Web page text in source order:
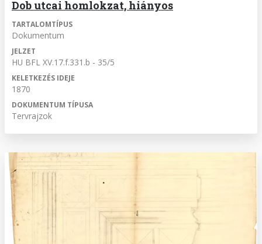
Dob utcai homlokzat, hiányos
TARTALOMTÍPUS
Dokumentum
JELZET
HU BFL XV.17.f.331.b - 35/5
KELETKEZÉS IDEJE
1870
DOKUMENTUM TÍPUSA
Tervrajzok